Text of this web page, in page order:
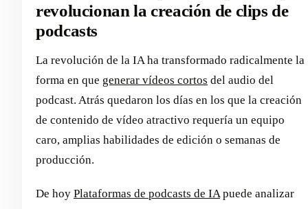
revolucionan la creación de clips de
podcasts
La revolución de la IA ha transformado radicalmente la
forma en que generar vídeos cortos del audio del
podcast. Atrás quedaron los días en los que la creación
de contenido de vídeo atractivo requería un equipo
caro, amplias habilidades de edición o semanas de
producción.
De hoy Plataformas de podcasts de IApuede analizar